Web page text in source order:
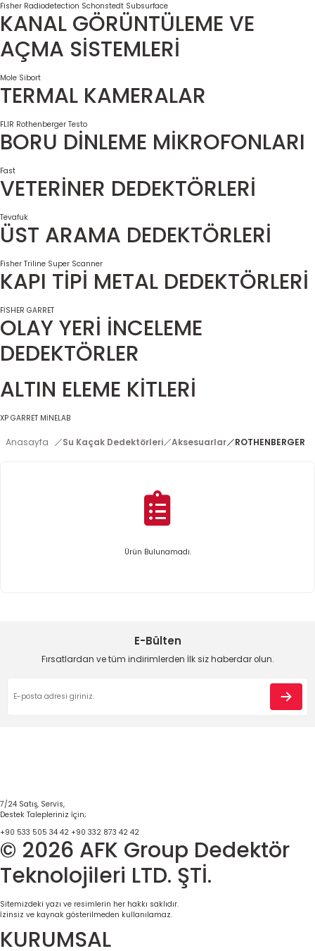
Fisher Radiodetection Schonstedt Subsurface
KANAL GÖRÜNTÜLEME VE
AÇMA SİSTEMLERİ
Mole Sibort
TERMAL KAMERALAR
FLIR Rothenberger Testo
BORU DİNLEME MİKROFONLARI
Fast
VETERİNER DEDEKTÖRLERİ
Tevafuk
ÜST ARAMA DEDEKTÖRLERİ
Fisher Triline Super Scanner
KAPI TİPİ METAL DEDEKTÖRLERİ
FİSHER GARRET
OLAY YERİ İNCELEME
DEDEKTÖRLER
ALTIN ELEME KİTLERİ
XP GARRET MİNELAB
Anasayfa Su Kaçak Dedektörleri Aksesuarlar ROTHENBERGER
Ürün Bulunamadı.
E-Bülten
Fırsatlardan ve tüm indirimlerden İlk siz haberdar olun.
7/24 Satış, Servis,
Destek Talepleriniz İçin;
+90 533 505 34 42 +90 332 873 42 42
© 2026 AFK Group Dedektör
Teknolojileri LTD. ŞTİ.
Sitemizdeki yazı ve resimlerin her hakkı saklıdır.
İzinsiz ve kaynak gösterilmeden kullanılamaz.
KURUMSAL